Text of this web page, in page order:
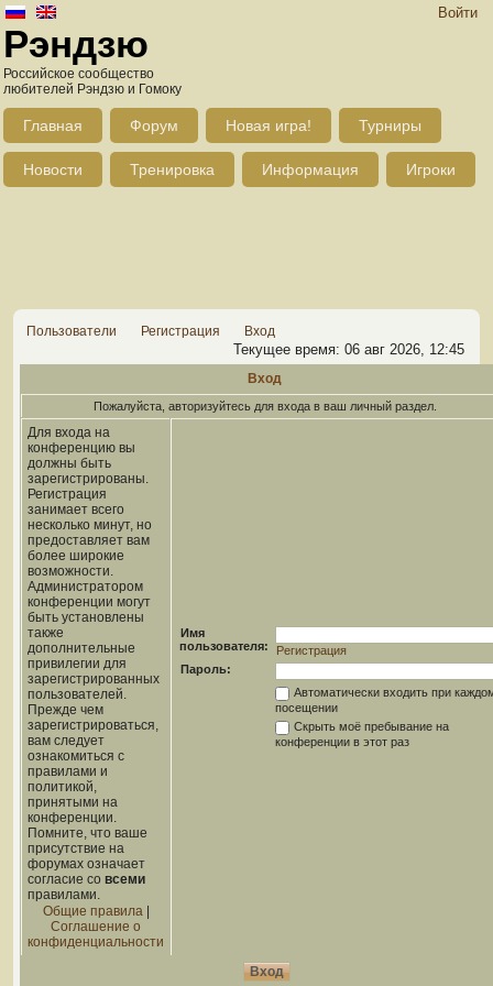
Войти
Рэндзю
Российское сообщество
любителей Рэндзю и Гомоку
Главная Форум Новая игра! Турниры
Новости Тренировка Информация Игроки
Пользователи Регистрация Вход
Текущее время: 06 авг 2026, 12:45
Вход
Пожалуйста, авторизуйтесь для входа в ваш личный раздел.
Для входа на
конференцию вы
должны быть
зарегистрированы.
Регистрация
занимает всего
несколько минут, но
предоставляет вам
более широкие
возможности.
Администратором
конференции могут
быть установлены
также
дополнительные
привилегии для
зарегистрированных
пользователей.
Прежде чем
зарегистрироваться,
вам следует
ознакомиться с
правилами и
политикой,
принятыми на
конференции.
Помните, что ваше
присутствие на
форумах означает
согласие со всеми
правилами.
Общие правила|
Соглашение о
конфиденциальности
Имя
пользователя:
Регистрация
Пароль:
Автоматически входить при
посещении
Скрыть моё пребывание на
конференции в этот раз